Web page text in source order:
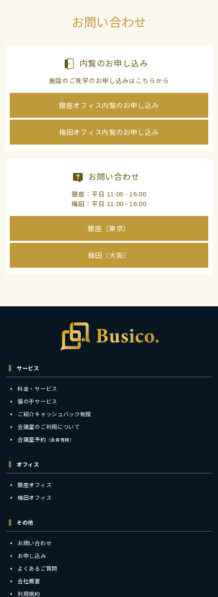
お問い合わせ
内覧のお申し込み
施設のご見学のお申し込みはこちらから
銀座オフィス内覧のお申し込み
梅田オフィス内覧のお申し込み
お問い合わせ
銀座：平日 11:00 - 16:00
梅田：平日 11:00 - 16:00
銀座（東京）
梅田（大阪）
サービス
料金・サービス
猫の手サービス
ご紹介キャッシュバック制度
会議室のご利用について
会議室予約 （会員専用）
オフィス
銀座オフィス
梅田オフィス
その他
お問い合わせ
お申し込み
よくあるご質問
会社概要
利用規約